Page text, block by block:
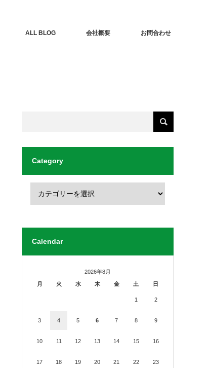
ALL BLOG 会社概要 お問合わせ
Category
Calendar
2026年8月
月
火 水 木 金 土 日
1 2
3 4 5 6 7 8 9
10 11 12 13 14 15 16
17 18 19 20 21 22 23